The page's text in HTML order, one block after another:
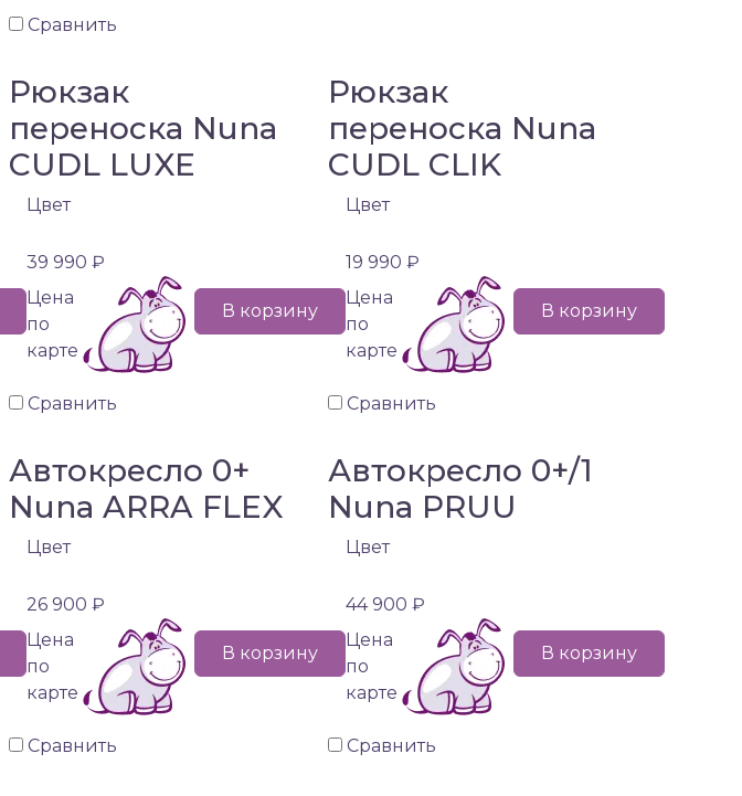
Сравнить
Рюкзак
переноска Nuna
CUDL LUXE
Цвет
39 990 ₽
Цена
по
карте
В корзину
Сравнить
Рюкзак
переноска Nuna
CUDL CLIK
Цвет
19 990 ₽
Цена
по
карте
В корзину
Сравнить
Автокресло 0+
Nuna ARRA FLEX
Цвет
26 900 ₽
Цена
по
карте
В корзину
Сравнить
Автокресло 0+/1
Nuna PRUU
Цвет
44 900 ₽
Цена
по
карте
В корзину
Сравнить